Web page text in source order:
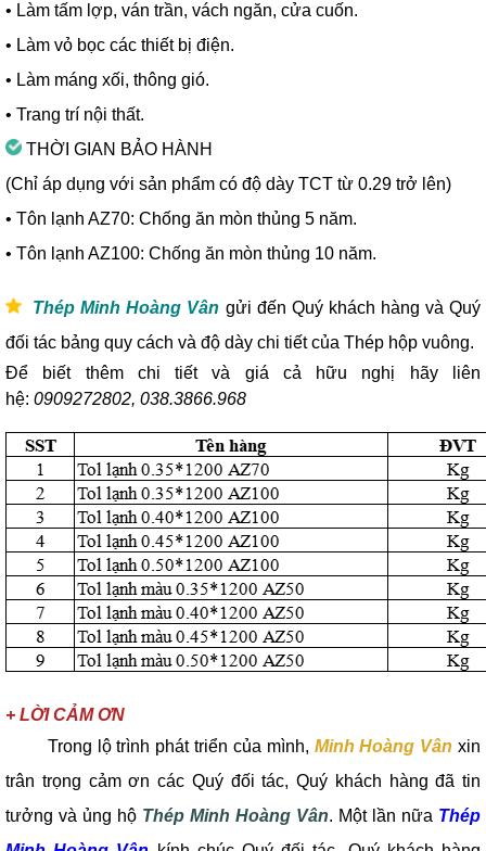
• Làm tấm lợp, ván trần, vách ngăn, cửa cuốn.
• Làm vỏ bọc các thiết bị điện.
• Làm máng xối, thông gió.
• Trang trí nội thất.
THỜI GIAN BẢO HÀNH
(Chỉ áp dụng với sản phẩm có độ dày TCT từ 0.29 trở lên)
• Tôn lạnh AZ70: Chống ăn mòn thủng 5 năm.
• Tôn lạnh AZ100: Chống ăn mòn thủng 10 năm.
Thép Minh Hoàng Vân gửi đến Quý khách hàng và Quý
đối tác bảng quy cách và độ dày chi tiết của Thép hộp vuông.
Để biết thêm chi tiết và giá cả hữu nghị hãy liên
hệ: 0909272802, 038.3866.968
+ LỜI CẢM ƠN
Trong lộ trình phát triển của mình, Minh Hoàng Vân xin
trân trọng cảm ơn các Quý đối tác, Quý khách hàng đã tin
tưởng và ủng hộ Thép Minh Hoàng Vân. Một lần nữa Thép